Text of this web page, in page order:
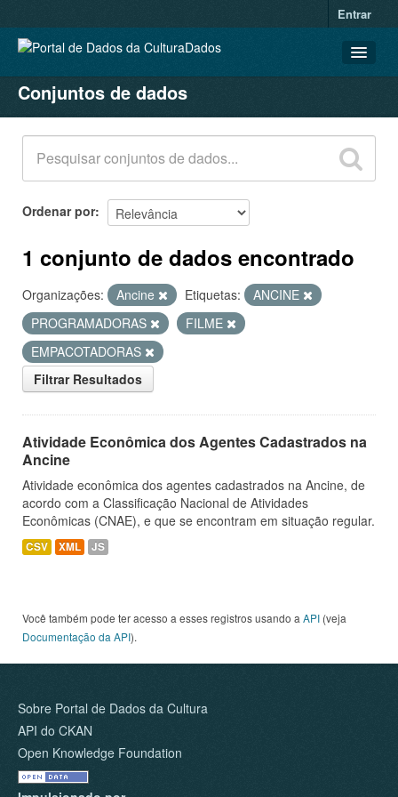
Entrar
CONJUNTOS DE DADOS
ORGANIZAÇÕES
GRUPOS
SOBRE
Conjuntos de dados
Ordenar por
1 conjunto de dados encontrado
Organizações: Ancine Etiquetas:
ANCINE
PROGRAMADORAS
FILME
EMPACOTADORAS
Filtrar Resultados
Atividade Econômica dos Agentes Cadastrados na
Ancine
Atividade econômica dos agentes cadastrados na Ancine, de
acordo com a Classificação Nacional de Atividades
Econômicas (CNAE), e que se encontram em situação regular.
CSV XML JS
Você também pode ter acesso a esses registros usando a API (veja
Documentação da API).
Sobre Portal de Dados da Cultura
API do CKAN
Open Knowledge Foundation